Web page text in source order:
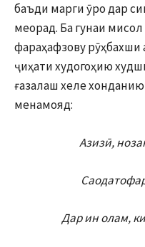
баъди марги ӯро дар
меорад. Ба гунаи
фараҳафзову
ҷиҳати худогоҳию
ғазалаш хеле
менамояд:
Азизӣ,
Дар ин олам,